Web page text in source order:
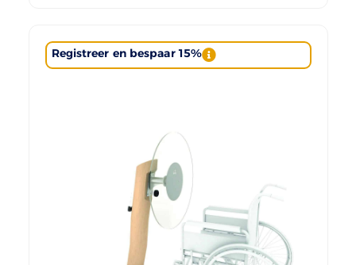
Registreer en bespaar 15%